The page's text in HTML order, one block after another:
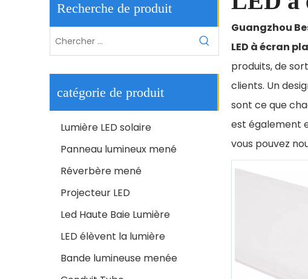
Recherche de produit
catégorie de produit
Lumière LED solaire
Panneau lumineux mené
Réverbère mené
Projecteur LED
Led Haute Baie Lumière
LED élèvent la lumière
Bande lumineuse menée
Guangzhou
LED à écran
produits, de
clients. Un
sont ce que
est également
vous pouvez